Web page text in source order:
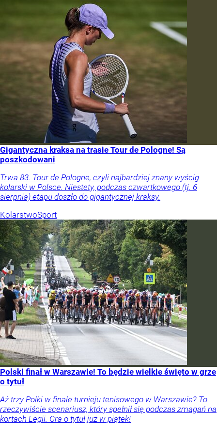
Gigantyczna kraksa na trasie Tour de Pologne! Są
poszkodowani
Trwa 83. Tour de Pologne, czyli najbardziej znany wyścig
kolarski w Polsce. Niestety, podczas czwartkowego (tj. 6
sierpnia) etapu doszło do gigantycznej kraksy.
KolarstwoSport
Polski finał w Warszawie! To będzie wielkie święto w grze
o tytuł
Aż trzy Polki w finale turnieju tenisowego w Warszawie? To
rzeczywiście scenariusz, który spełnił się podczas zmagań na
kortach Legii. Gra o tytuł już w piątek!